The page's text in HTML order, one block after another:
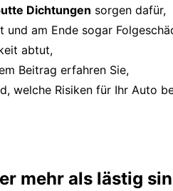
Dichtungen sorgen dafür,
am Ende sogar
abtut,
Beitrag erfahren Sie,
welche Risiken für Ihr Auto
mehr als lästig